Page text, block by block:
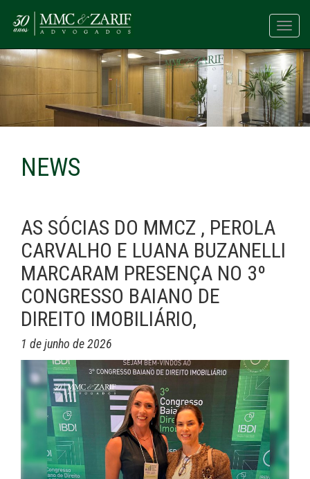
NEWS
AS SÓCIAS DO MMCZ , PEROLA
CARVALHO E LUANA BUZANELLI
MARCARAM PRESENÇA NO 3º
CONGRESSO BAIANO DE
DIREITO IMOBILIÁRIO,
1 de junho de 2026